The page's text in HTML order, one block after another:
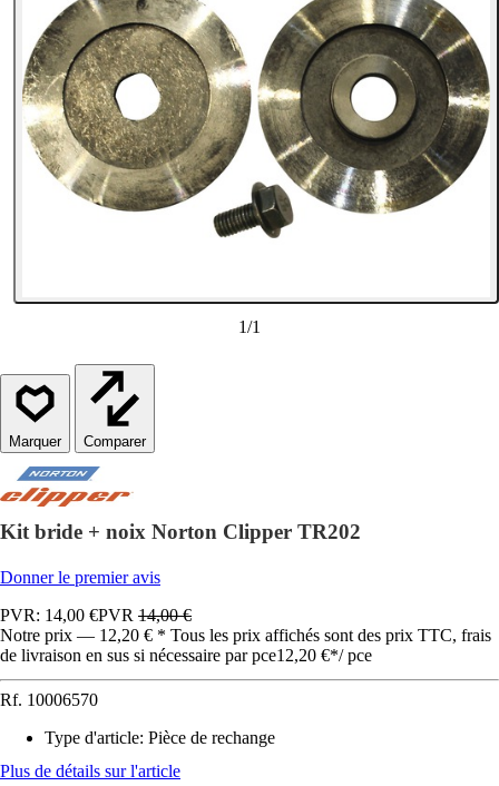
1/1
Comparer
Kit bride + noix Norton Clipper TR202
Donner le premier avis
PVR: 14,00 €PVR 14,00 €
Notre prix — 12,20 € * Tous les prix affichés sont des prix TTC, frais
de livraison en sus si nécessaire par pce12,20 €*/ pce
Rf. 10006570
Type d'article: Pièce de rechange
Plus de détails sur l'article